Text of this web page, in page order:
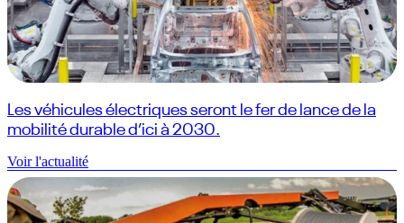
Les véhicules électriques seront le fer de lance de la
mobilité durable d’ici à 2030.
Voir l'actualité